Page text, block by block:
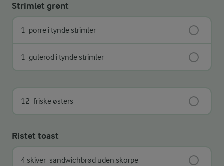
Strimlet grønt
1 porre i tynde strimler
1 gulerod i tynde strimler
12 friske østers
Ristet toast
4 skiver sandwichbrød uden skorpe